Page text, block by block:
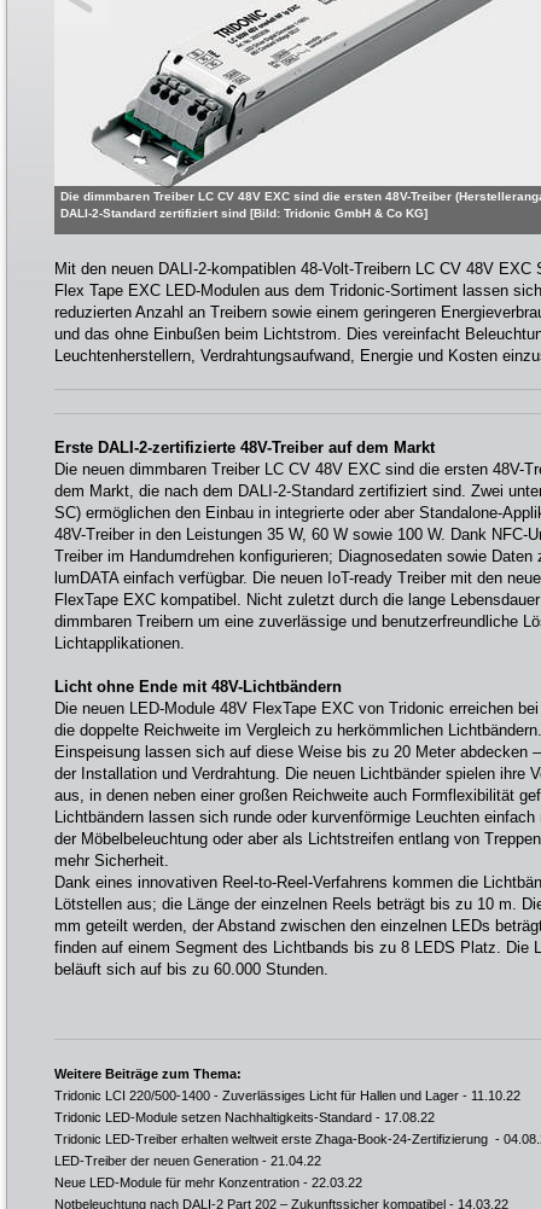
Die dimmbaren Treiber LC CV 48V EXC sind die ersten 48V-Treiber
DALI-2-Standard zertifiziert sind [Bild: Tridonic GmbH & Co KG]
Mit den neuen DALI-2-kompatiblen 48-Volt-Treibern LC CV 48V EXC
Flex Tape EXC LED-Modulen aus dem Tridonic-Sortiment lassen
reduzierten Anzahl an Treibern sowie einem geringeren
und das ohne Einbußen beim Lichtstrom. Dies vereinfacht
Leuchtenherstellern, Verdrahtungsaufwand, Energie und Kosten
Erste DALI-2-zertifizierte 48V-Treiber auf dem Markt
Die neuen dimmbaren Treiber LC CV 48V EXC sind die ersten 48V-
dem Markt, die nach dem DALI-2-Standard zertifiziert sind. Zwei
SC) ermöglichen den Einbau in integrierte oder aber Standalone-
48V-Treiber in den Leistungen 35 W, 60 W sowie 100 W. Dank NFC-
Treiber im Handumdrehen konfigurieren; Diagnosedaten sowie
lumDATA einfach verfügbar. Die neuen IoT-ready Treiber mit den
FlexTape EXC kompatibel. Nicht zuletzt durch die lange
dimmbaren Treibern um eine zuverlässige und benutzerfreundliche
Lichtapplikationen.
Licht ohne Ende mit 48V-Lichtbändern
Die neuen LED-Module 48V FlexTape EXC von Tridonic erreichen
die doppelte Reichweite im Vergleich zu herkömmlichen
Einspeisung lassen sich auf diese Weise bis zu 20 Meter abdecken
der Installation und Verdrahtung. Die neuen Lichtbänder spielen ihre
aus, in denen neben einer großen Reichweite auch Formflexibilität
Lichtbändern lassen sich runde oder kurvenförmige Leuchten
der Möbelbeleuchtung oder aber als Lichtstreifen entlang von
mehr Sicherheit.
Dank eines innovativen Reel-to-Reel-Verfahrens kommen die
Lötstellen aus; die Länge der einzelnen Reels beträgt bis zu 10 m.
mm geteilt werden, der Abstand zwischen den einzelnen LEDs
finden auf einem Segment des Lichtbands bis zu 8 LEDS Platz. Die
beläuft sich auf bis zu 60.000 Stunden.
Weitere Beiträge zum Thema:
Tridonic LCI 220/500-1400 - Zuverlässiges Licht für Hallen und Lager - 11.10.22
Tridonic LED-Module setzen Nachhaltigkeits-Standard - 17.08.22
Tridonic LED-Treiber erhalten weltweit erste Zhaga-Book-24-Zertifizierung -
LED-Treiber der neuen Generation - 21.04.22
Neue LED-Module für mehr Konzentration - 22.03.22
Notbeleuchtung nach DALI-2 Part 202 – Zukunftssicher kompatibel - 14.03.22